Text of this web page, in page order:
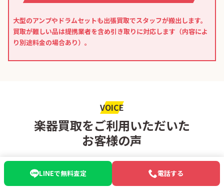
大型のアンプやドラムセットも出張買取でスタッフが搬出します。
買取が難しい品は提携業者を含め引き取りに対応します（内容によ
り別途料金の場合あり）。
VOICE
楽器買取をご利用いただいた
お客様の声
お客さまの声 電話する
LINEで無料査定